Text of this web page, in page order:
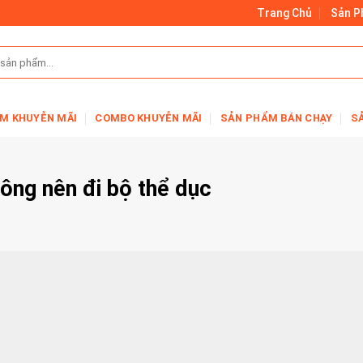
Trang Chủ Sản
KHUYỄN MÃI COMBO KHUYỄN MÃI SẢN PHẨM BÁN CHẠY
nên đi bộ thể dục